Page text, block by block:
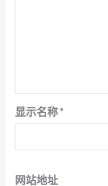
显示名称*
网站地址